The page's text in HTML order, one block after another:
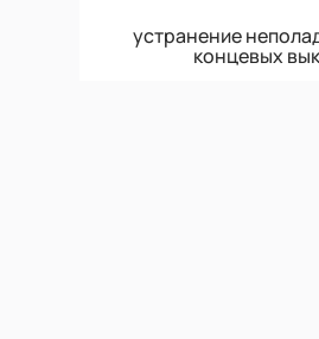
устранение
концевых